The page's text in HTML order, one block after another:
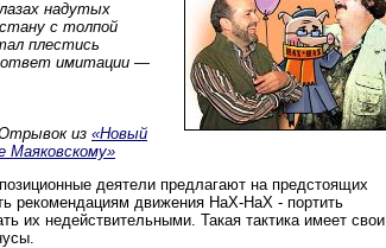
надутых
с толпой
плестись
ответ имитации —
из «Новый
Маяковскому»
деятели предлагают на предстоящих
рекомендациям движения НаХ-НаХ - портить
их недействительными. Такая тактика имеет свои